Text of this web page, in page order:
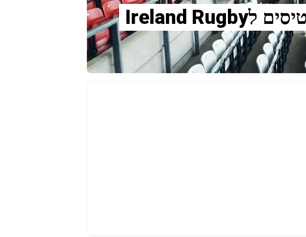
איך לקנות חבילות אירוח VIP לכרטיסים לIreland Rugby